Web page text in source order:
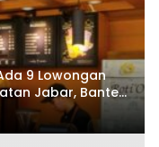
9 Lowongan
Jabar, Banten